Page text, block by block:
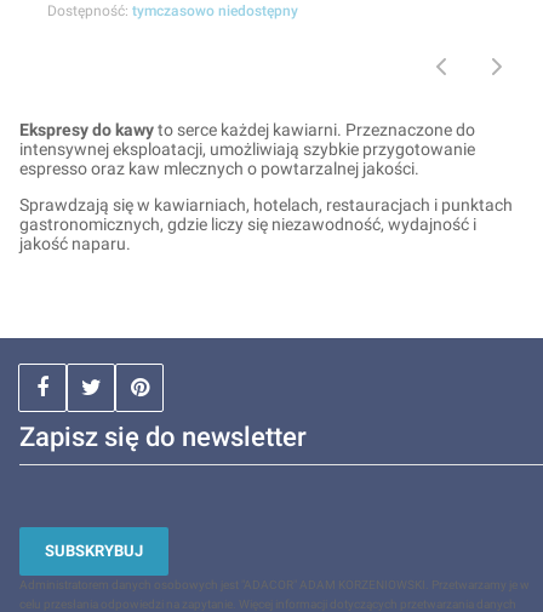
Dostępność: tymczasowo niedostępny
Ekspresy do kawyto serce każdej kawiarni. Przeznaczone do
intensywnej eksploatacji, umożliwiają szybkie przygotowanie
espresso oraz kaw mlecznych o powtarzalnej jakości.
Sprawdzają się w kawiarniach, hotelach, restauracjach i punktach
gastronomicznych, gdzie liczy się niezawodność, wydajność i
jakość naparu.
Zapisz się do newsletter
SUBSKRYBUJ
Administratorem danych osobowych jest "ADACOR" ADAM KORZENIOWSKI. Przetwarzamy je w
celu przesłania odpowiedzi na zapytanie. Więcej informacji dotyczących przetwarzania danych